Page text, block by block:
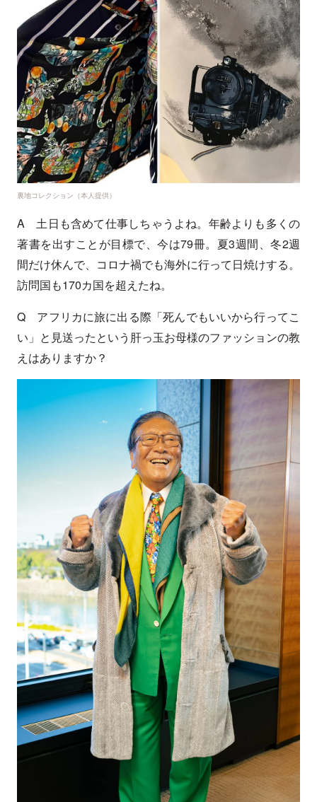
裏地コレクション（本人提供）
A 土日も含めて仕事しちゃうよね。年齢よりも多くの
著書を出すことが目標で、今は79冊。夏3週間、冬2週
間だけ休んで、コロナ禍でも海外に行って日焼けする。
訪問国も170カ国を超えたね。
Q アフリカに旅に出る際「死んでもいいから行ってこ
い」と見送ったという肝っ玉お母様のファッションの教
えはありますか？